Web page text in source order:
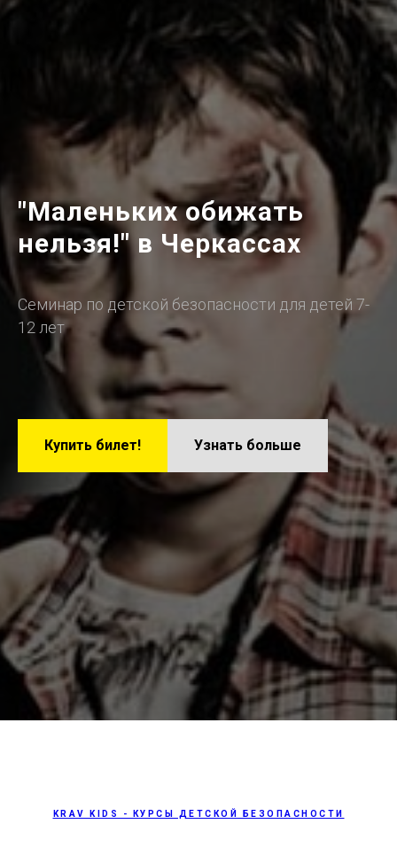
"Маленьких обижать
нельзя!" в Черкассах
Семинар по детской безопасности для детей 7-
12 лет
Купить билет! Узнать больше
KRAV KIDS - КУРСЫ ДЕТСКОЙ БЕЗОПАСНОСТИ